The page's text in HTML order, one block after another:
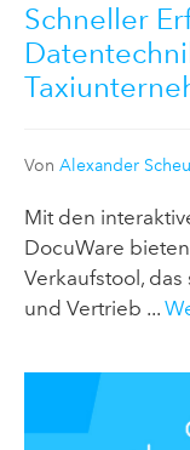
Schneller
Von Alexander
Mit den
DocuWare
Verkaufstool,
und Vertrieb ...